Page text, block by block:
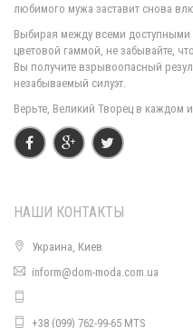
Женские кожаные
любимого мужа заставит снова
Выбирая между всеми
цветовой гаммой, не забывайте,
Вы получите взрывоопасный
незабываемый силуэт.
Верьте, Великий Творец в каждом
НАШИ КОНТАКТЫ
Украина, Киев
inform@dom-moda.com.ua
+38 (099) 762-99-65 MTS